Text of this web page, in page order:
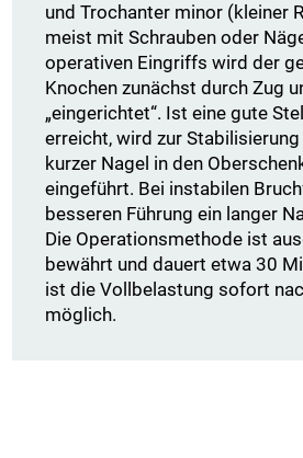
und Trochanter minor (kleiner
meist mit Schrauben oder
operativen Eingriffs wird der
Knochen zunächst durch Zug
„eingerichtet“. Ist eine gute
erreicht, wird zur
kurzer Nagel in den
eingeführt. Bei instabilen
besseren Führung ein langer
Die Operationsmethode ist
bewährt und dauert etwa 30
ist die Vollbelastung sofort
möglich.